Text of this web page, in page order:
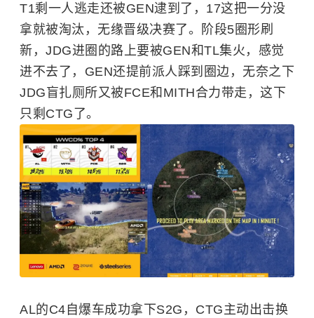
T1剩一人逃走还被GEN逮到了，17这把一分没
拿就被淘汰，无缘晋级决赛了。阶段5圈形刷
新，JDG进圈的路上要被GEN和TL集火，感觉
进不去了，GEN还提前派人踩到圈边，无奈之下
JDG盲扎厕所又被FCE和MITH合力带走，这下
只剩CTG了。
AL的C4自爆车成功拿下S2G，CTG主动出击换